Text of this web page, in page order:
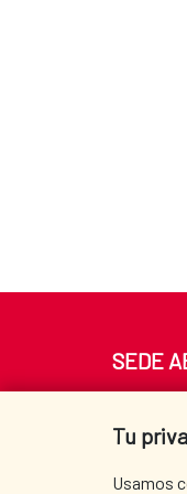
Tu
Usamos
SEDE
Tel. +34